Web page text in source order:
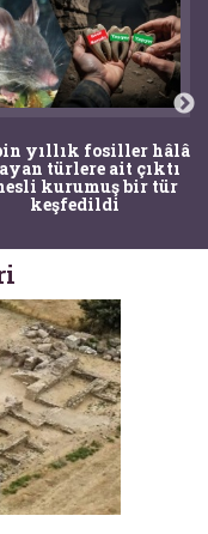
yıllık fosiller hâlâ
türlere ait çıktı
kurumuş bir tür
keşfedildi